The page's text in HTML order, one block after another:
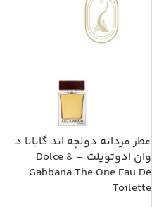
عطر مردانه دولچه اند گابانا د
وان ادوتویلت – Dolce &
Gabbana The One Eau De
Toilette